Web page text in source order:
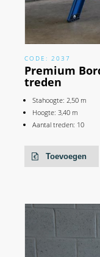
CODE: 2037
Premium
treden
Stahoogte: 2,50 m
Hoogte: 3,40 m
Aantal treden: 10
Toevoegen